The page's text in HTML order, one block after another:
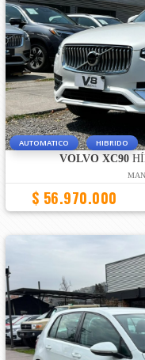
AUTOMATICO HIBRIDO
VOLVO XC90
$ 56.970.000